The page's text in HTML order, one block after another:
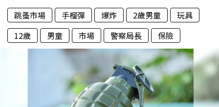
跳蚤市場 手榴彈 爆炸 2歲男童
玩具
12歲
男童 市場 警察局長 保險